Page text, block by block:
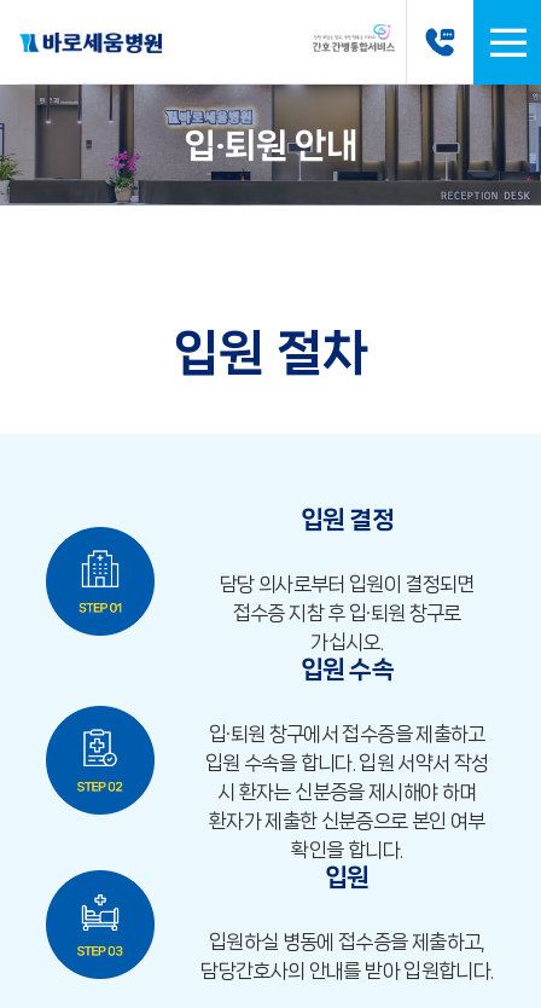
입·퇴원 안내
입원 절차
입원 결정
담당 의사로부터 입원이 결정되면
접수증 지참 후 입·퇴원 창구로
가십시오.
입원 수속
입·퇴원 창구에서 접수증을 제출하고
입원 수속을 합니다. 입원 서약서 작성
시 환자는 신분증을 제시해야 하며
환자가 제출한 신분증으로 본인 여부
확인을 합니다.
입원
입원하실 병동에 접수증을 제출하고,
담당간호사의 안내를 받아 입원합니다.